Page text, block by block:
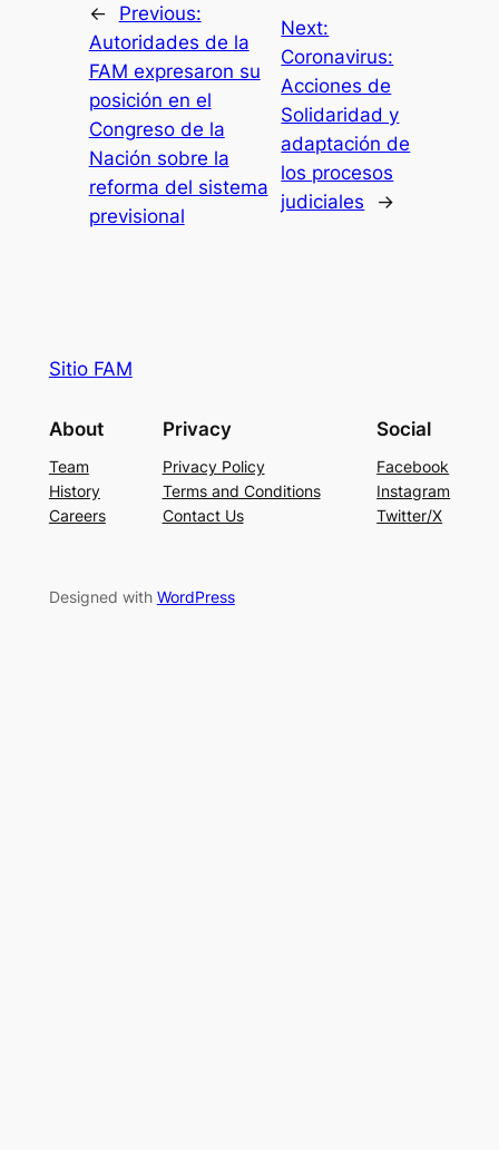
←
Previous:
Autoridades de la
FAM expresaron su
posición en el
Congreso de la
Nación sobre la
reforma del sistema
previsional
Next:
Coronavirus:
Acciones de
Solidaridad y
adaptación de
los procesos
judiciales
→
Sitio FAM
About
Team
History
Careers
Privacy
Privacy Policy
Terms and Conditions
Contact Us
Social
Facebook
Instagram
Twitter/X
Designed with WordPress